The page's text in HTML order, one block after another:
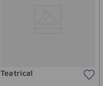
Teatrical